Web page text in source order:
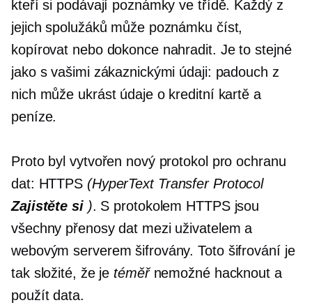
kteří si podávají poznámky ve třídě. Každý z
jejich spolužáků může poznámku číst,
kopírovat nebo dokonce nahradit. Je to stejné
jako s vašimi zákaznickými údaji: padouch z
nich může ukrást údaje o kreditní kartě a
peníze.
Proto byl vytvořen nový protokol pro ochranu
dat: HTTPS (HyperText Transfer Protocol
Zajistěte si ). S protokolem HTTPS jsou
všechny přenosy dat mezi uživatelem a
webovým serverem šifrovány. Toto šifrování je
tak složité, že je téměřnemožné hacknout a
použít data.